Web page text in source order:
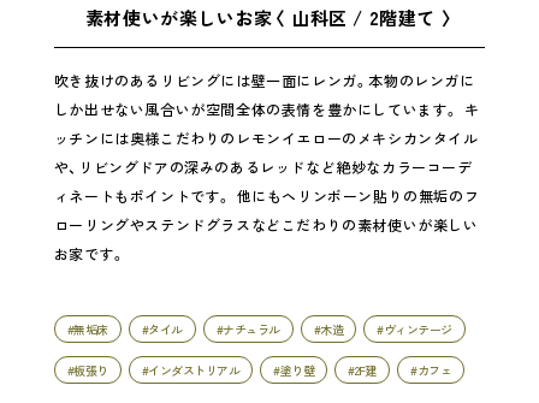
素材使いが楽しいお家〈 山科区 / 2階建て 〉
吹き抜けのあるリビングには壁一面にレンガ。本物のレンガに
しか出せない風合いが空間全体の表情を豊かにしています。 キ
ッチンには奥様こだわりのレモンイエローのメキシカンタイル
や、リビングドアの深みのあるレッドなど絶妙なカラーコーデ
ィネートもポイントです。 他にもヘリンボーン貼りの無垢のフ
ローリングやステンドグラスなどこだわりの素材使いが楽しい
お家です。
#無垢床 #タイル #ナチュラル #木造 #ヴィンテージ
#板張り #インダストリアル #塗り壁 #2F建 #カフェ